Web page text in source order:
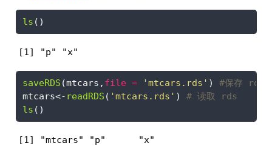
ls ()
[1] "p" "x"
saveRDS (mtcars, file = 'mtcars.rds' ) #保存 rds
mtcars<- readRDS ( 'mtcars.rds' ) # 读取 rds
ls ()
[1] "mtcars" "p"      "x"